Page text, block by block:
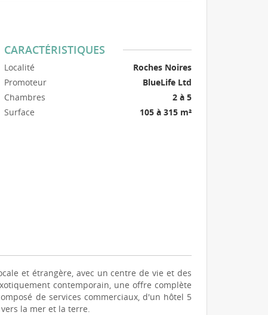
CARACTÉRISTIQUES
Localité
Roches Noires
Promoteur
BlueLife Ltd
Chambres
2 à 5
Surface
105 à 315 m²
et étrangère, avec un centre de vie et des
contemporain, une offre complète
de services commerciaux, d'un hôtel 5
la mer et la terre.